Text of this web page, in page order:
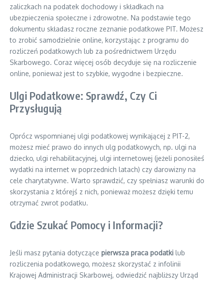
zaliczkach na podatek dochodowy i składkach na
ubezpieczenia społeczne i zdrowotne. Na podstawie tego
dokumentu składasz roczne zeznanie podatkowe PIT. Możesz
to zrobić samodzielnie online, korzystając z programu do
rozliczeń podatkowych lub za pośrednictwem Urzędu
Skarbowego. Coraz więcej osób decyduje się na rozliczenie
online, ponieważ jest to szybkie, wygodne i bezpieczne.
Ulgi Podatkowe: Sprawdź, Czy Ci
Przysługują
Oprócz wspomnianej ulgi podatkowej wynikającej z PIT-2,
możesz mieć prawo do innych ulg podatkowych, np. ulgi na
dziecko, ulgi rehabilitacyjnej, ulgi internetowej (jeżeli ponosiłeś
wydatki na internet w poprzednich latach) czy darowizny na
cele charytatywne. Warto sprawdzić, czy spełniasz warunki do
skorzystania z którejś z nich, ponieważ możesz dzięki temu
otrzymać zwrot podatku.
Gdzie Szukać Pomocy i Informacji?
Jeśli masz pytania dotyczące pierwsza praca podatki lub
rozliczenia podatkowego, możesz skorzystać z infolinii
Krajowej Administracji Skarbowej, odwiedzić najbliższy Urząd